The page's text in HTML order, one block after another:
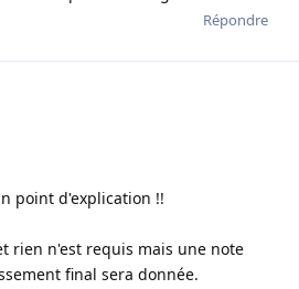
Répondre
point d'explication !!
rien n'est requis mais une note
final sera donnée.